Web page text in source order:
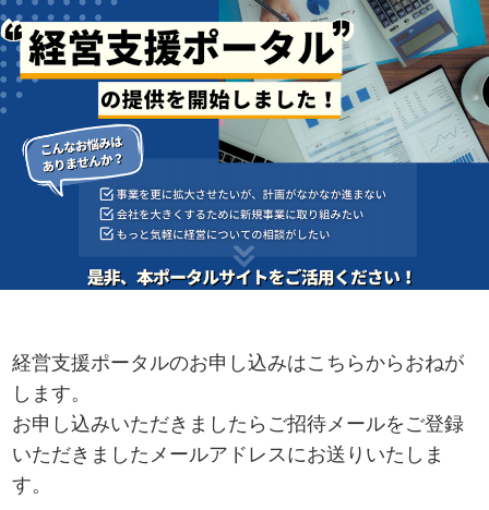
経営支援ポータルのお申し込みはこちらからおねが
します。
お申し込みいただきましたらご招待メールをご登録
いただきましたメールアドレスにお送りいたしま
す。